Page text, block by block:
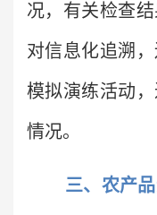
况，有关检查
对信息化追溯
模拟演练活动
情况。
三、农产